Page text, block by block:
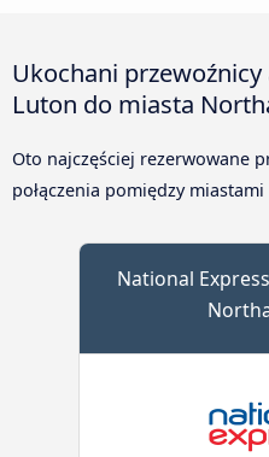
Ukochani
Luton do miasta
Oto najczęściej rezerwowane
połączenia pomiędzy
National